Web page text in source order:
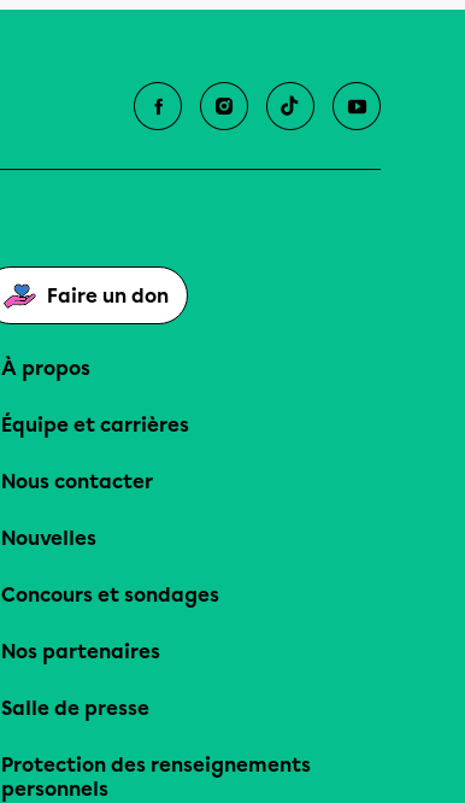
Faire un don
À propos
Équipe et carrières
Nous contacter
Nouvelles
Concours et sondages
Nos partenaires
Salle de presse
Protection des renseignements
personnels